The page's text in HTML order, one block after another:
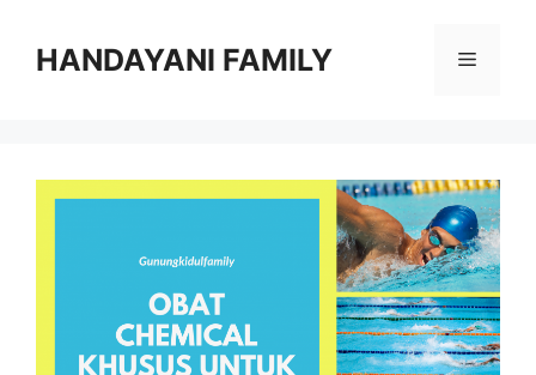
HANDAYANI FAMILY Menu